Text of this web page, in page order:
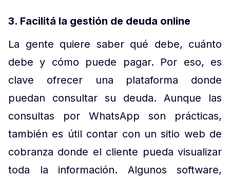
3. Facilitá la gestión de deuda online
La gente quiere saber qué debe, cuánto
debe y cómo puede pagar. Por eso, es
clave ofrecer una plataforma donde
puedan consultar su deuda. Aunque las
consultas por WhatsApp son prácticas,
también es útil contar con un sitio web de
cobranza donde el cliente pueda visualizar
toda la información. Algunos software,